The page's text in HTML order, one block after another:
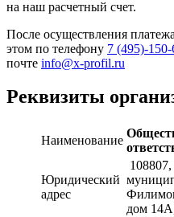
на наш расчетный счет.
После осуществления
этом по телефону 7 (495)-
почте info@x-profil.ru
Реквизиты
Наименование
Юридический
адрес
108807
дом